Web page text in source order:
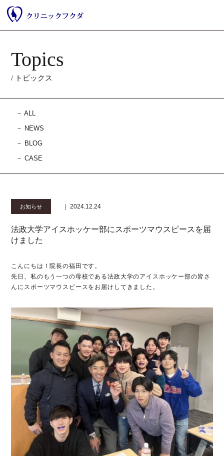
Topics
/ トピックス
－ALL
－ NEWS
－ BLOG
－CASE
お知らせ ｜ 2024.12.24
法政大学アイスホッケー部にスポーツマウスピースを届
けました
こんにちは！院長の福田です。
先日、私のもう一つの母校である法政大学のアイスホッケー部の皆さ
んにスポーツマウスピースをお届けしてきました。